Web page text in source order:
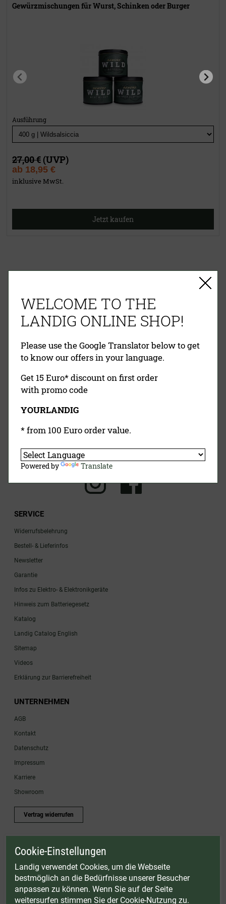
Gewürzmischungen für Wurst, Schinken oder Burger
Ausführung
27,00 € (UVP)
ab 18,95 €
inklusive MwSt.
Jetzt kaufen
KREDITKARTE NACHNAHME
SERVICE
Widerrufsbelehrung
Bestell- & Lieferinfos
Newsletter
Garantie
Infos zu Elektro- & Elektronikgeräte
Hinweis zum Batteriegesetz
Katalog
Landig Catalog English
Sitemap
Videos
Erklärung zur Barrierefreiheit
UNTERNEHMEN
AGB
Kontakt
Datenschutz
Impressum
Karriere
Showroom
Vertrag widerrufen
* Gültig bis einschließlich 17.08.2026. Keine Barauszahlung möglich. Nicht mit
Zubehörartikel. Nicht einlösbar auf bereits rabattierte Sets.
© Landig 1982-2026 (44 Jahre Qualität)
Alle Preise inkl. gesetzl. Mehrwertsteuer, zuzüglich Versandkosten
WELCOME TO THE
LANDIG ONLINE SHOP!
Please use the Google Translator below to get
to know our offers in your language.
Get 15 Euro* discount on first order
with promo code
YOURLANDIG
* from 100 Euro order value.
Powered by Translate
Cookie-Einstellungen
Landig verwendet Cookies, um die Webseite
bestmöglich an die Bedürfnisse unserer Besucher
anpassen zu können. Wenn Sie auf der Seite
weitersurfen stimmen Sie der Cookie-Nutzung zu.